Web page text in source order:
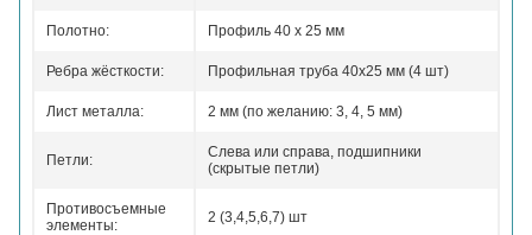
Полотно: Профиль 40 x 25 мм
Ребра жёсткости: Профильная труба 40х25 мм (4 шт)
Лист металла: 2 мм (по желанию: 3, 4, 5 мм)
Петли:
Слева или справа, подшипники
(скрытые петли)
Противосъемные
элементы:
2 (3,4,5,6,7) шт